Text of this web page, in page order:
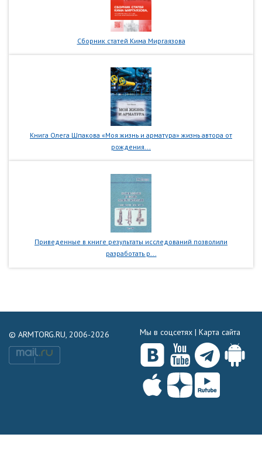
Сборник статей Кима Миргаязова
Книга Олега Шпакова «Моя жизнь и арматура» жизнь автора от
рождения...
Приведенные в книге результаты исследований позволили
разработать р...
© ARMTORG.RU, 2006-2026 Мы в соцсетях | Карта сайта